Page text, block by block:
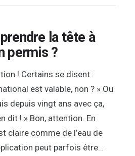
la tête à
permis ?
! Certains se disent :
est valable, non ? » Ou
depuis vingt ans avec ça,
dit ! » Bon, attention. En
claire comme de l’eau de
peut parfois être…